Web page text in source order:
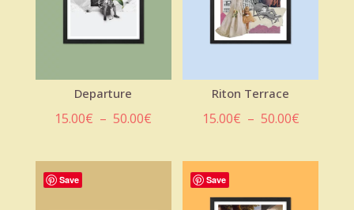
Departure
15.00€ – 50.00€
prix :
Riton Terrace
15.00€ – 50.00€Plage
prix :
Save Save